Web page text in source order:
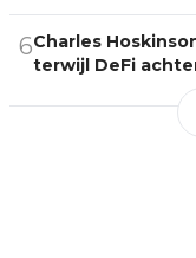
6Charles
terwijl DeFi